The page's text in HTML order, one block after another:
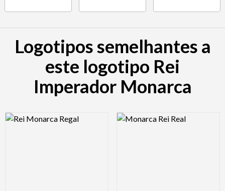
Logotipos semelhantes a
este logotipo Rei
Imperador Monarca
Logo Preview Image Logo Preview Image